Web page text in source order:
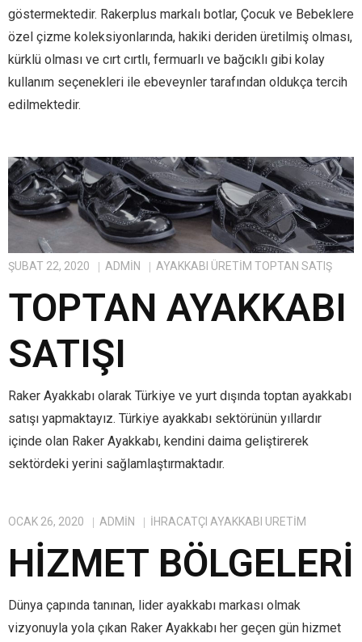
göstermektedir. Rakerplus markalı botlar, Çocuk ve Bebeklere
özel çizme koleksiyonlarında, hakiki deriden üretilmiş olması,
kürklü olması ve cırt cırtlı, fermuarlı ve bağcıklı gibi kolay
kullanım seçenekleri ile ebeveynler tarafından oldukça tercih
edilmektedir.
ŞUBAT 22, 2020 ADMIN AYAKKABI ÜRETIM TOPTAN SATIŞ
TOPTAN AYAKKABI
SATIŞI
Raker Ayakkabı olarak Türkiye ve yurt dışında toptan ayakkabı
satışı yapmaktayız. Türkiye ayakkabı sektörünün yıllardır
içinde olan Raker Ayakkabı, kendini daima geliştirerek
sektördeki yerini sağlamlaştırmaktadır.
OCAK 26, 2020 ADMIN IHRACATÇI AYAKKABI ÜRETIM
HIZMET BÖLGELERI
Dünya çapında tanınan, lider ayakkabı markası olmak
vizyonuyla yola çıkan Raker Ayakkabı her geçen gün hizmet